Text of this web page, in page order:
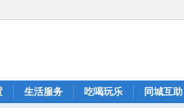
生活服务 吃喝玩乐 同城互助